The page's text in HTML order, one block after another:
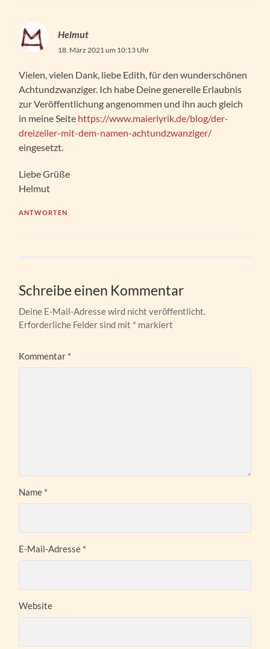
Helmut
18. März 2021 um 10:13 Uhr
Vielen, vielen Dank, liebe Edith, für den wunderschönen
Achtundzwanziger. Ich habe Deine generelle Erlaubnis
zur Veröffentlichung angenommen und ihn auch gleich
in meine Seite https://www.maierlyrik.de/blog/der-
dreizeiler-mit-dem-namen-achtundzwanziger/
eingesetzt.
Liebe Grüße
Helmut
ANTWORTEN
Schreibe einen Kommentar
Deine E-Mail-Adresse wird nicht veröffentlicht.
Erforderliche Felder sind mit * markiert
Kommentar *
Name *
E-Mail-Adresse *
Website